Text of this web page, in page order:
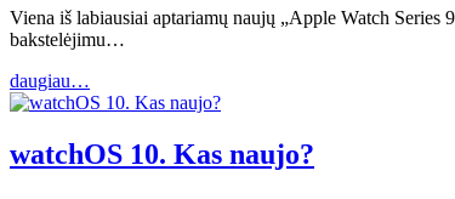
Viena iš labiausiai aptariamų naujų „Apple Watch
bakstelėjimu…
daugiau…
watchOS 10. Kas naujo?